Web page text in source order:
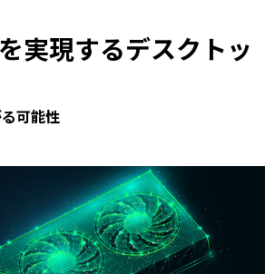
実現するデスクトッ
可能性